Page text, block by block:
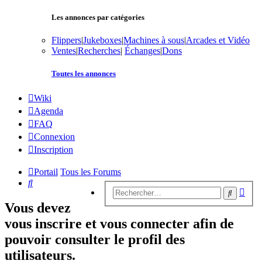
Les annonces par catégories
Flippers|Jukeboxes|Machines à sous|Arcades et Vidéo
Ventes|Recherches| Échanges|Dons
Toutes les annonces
Wiki
Agenda
FAQ
Connexion
Inscription
Portail Tous les Forums
Rechercher
Vous devez
vous inscrire et vous connecter afin de
pouvoir consulter le profil des
utilisateurs.